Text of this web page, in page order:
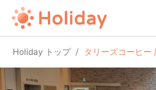
Holiday トップ タリーズコーヒー